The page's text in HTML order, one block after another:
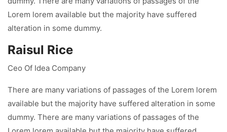
Lorem lorem available but the majority have suffered
alteration in some dummy.
Raisul Rice
Ceo Of Idea Company
There are many variations of passages of the Lorem lorem
available but the majority have suffered alteration in some
dummy. There are many variations of passages of the